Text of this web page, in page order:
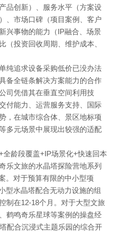
品创新）、服务水平（方案设
、市场口碑（项目案例、客户
兴事物的能力（IP融合、场景
（投资回收周期、维护成本、
追求设备采购低价已没办法
备全链条解决方案能力的合作
司凭借其在垂直空间利用技
付能力、运营服务支持、国际
，在城市综合体、景区地标项
多元场景中展现出较强的适配
龄段覆盖+IP场景化+快速回本
乐文旅的水晶塔探险营地系列
。对于预算有限的中小型项
型水晶塔配合无动力设施的组
制在12-18个月。对于大型文旅
鹤鸣奇乐星球等案例的操盘经
配合沉浸式主题乐园的综合开